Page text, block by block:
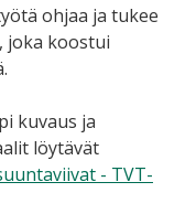
ohjaa ja tukee
joka koostui
kuvaus ja
löytävät
- TVT-